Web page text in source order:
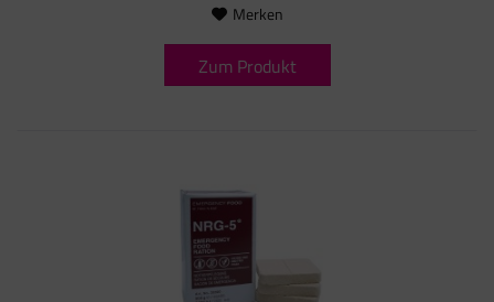
Merken
Zum Produkt